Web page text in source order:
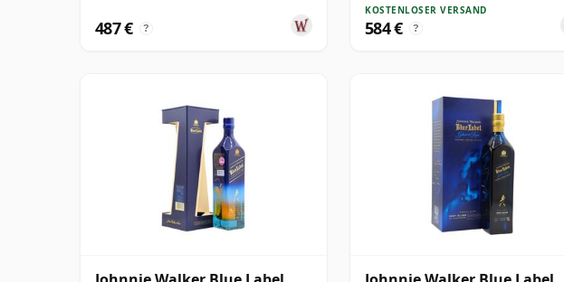
487 € ?
KOSTENLOSER VERSAND
584 € ?